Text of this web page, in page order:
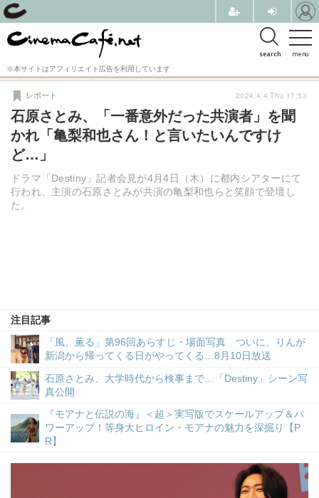
menu
search
※本サイトはアフィリエイト広告を利用しています
石原さとみ、「一番意外だった共演者」を聞
かれ「亀梨和也さん！と言いたいんですけ
ど…」
ドラマ「Destiny」記者会見が4月4日（木）に都内シアターにて
行われ、主演の石原さとみが共演の亀梨和也らと笑顔で登壇し
た。
レポート
注目記事
「風、薫る」第96回あらすじ・場面写真 ついに、りんが
新潟から帰ってくる日がやってくる…8月10日放送
石原さとみ、大学時代から検事まで…「Destiny」シーン写
真公開
『モアナと伝説の海』＜超＞実写版でスケールアップ＆パ
ワーアップ！等身大ヒロイン・モアナの魅力を深掘り【P
R】
2024.4.4 Thu 17:53